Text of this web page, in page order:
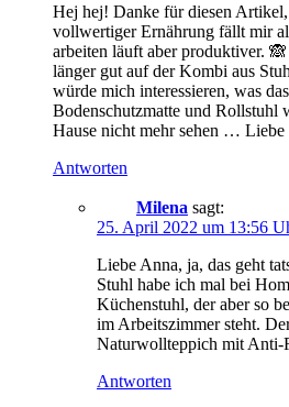
Hej hej! Danke für diesen
vollwertiger Ernährung fällt mir
arbeiten läuft aber produktiver.
länger gut auf der Kombi aus
würde mich interessieren, was
Bodenschutzmatte und Rollstuhl
Hause nicht mehr sehen … Liebe
Antworten
Milena sagt:
25. April 2022 um 13:56
Liebe Anna, ja, das geht
Stuhl habe ich mal bei
Küchenstuhl, der aber so
im Arbeitszimmer steht.
Naturwollteppich mit Anti-
Antworten